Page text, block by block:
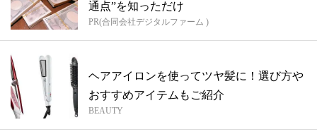
通点”を知っただけ
PR(合同会社デジタルファーム )
ヘアアイロンを使ってツヤ髪に！選び方や
おすすめアイテムもご紹介
BEAUTY